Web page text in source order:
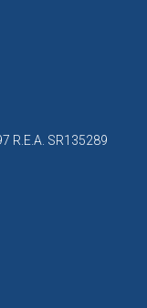
R.E.A. SR135289